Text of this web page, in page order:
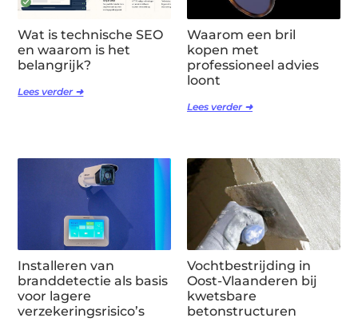
Wat is technische SEO
en waarom is het
belangrijk?
Lees verder ➜
Waarom een bril
kopen met
professioneel advies
loont
Lees verder ➜
Installeren van
branddetectie als basis
voor lagere
verzekeringsrisico’s
Vochtbestrijding in
Oost-Vlaanderen bij
kwetsbare
betonstructuren